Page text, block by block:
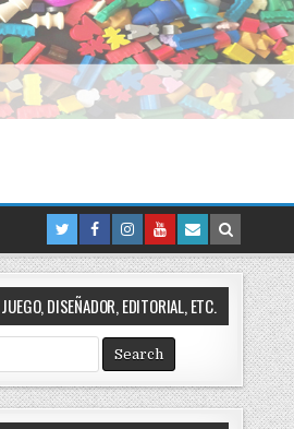
DISEÑADOR, EDITORIAL, ETC.